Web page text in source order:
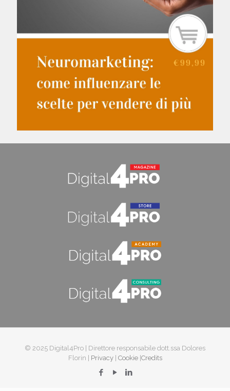
© 2025 Digital4Pro | Direttore responsabile dott.ssa Dolores
Florin | Privacy| Cookie| Credits